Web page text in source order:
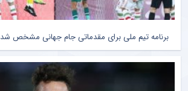
برنامه تیم ملی برای مقدماتی جام جهانی مشخص شد